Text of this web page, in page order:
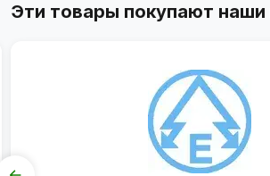
Эти товары покупают наши